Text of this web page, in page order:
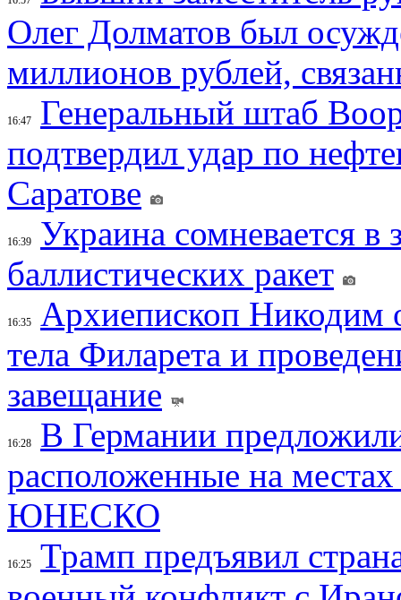
Олег Долматов был
миллионов рублей,
16:47
Генеральный штаб
подтвердил удар по
Саратове
16:39
Украина сомневается в
баллистических ракет
16:35
Архиепископ
тела Филарета и
завещание
16:28
В Германии
расположенные на
ЮНЕСКО
16:25
Трамп предъявил